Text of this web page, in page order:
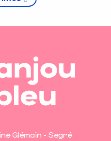
Glémain - Segré